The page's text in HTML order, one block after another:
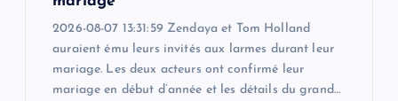
2026-08-07 13:31:59 Zendaya et Tom Holland
auraient ému leurs invités aux larmes durant leur
mariage. Les deux acteurs ont confirmé leur
mariage en début d’année et les détails du grand…